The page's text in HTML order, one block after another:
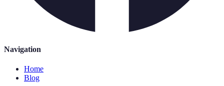
Navigation
Home
Blog